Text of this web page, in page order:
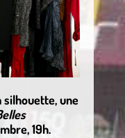
silhouette, une
19h.